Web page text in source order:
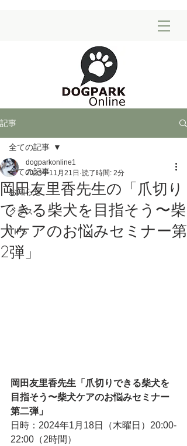
記事
全ての記事
お知らせ
クラス
TIPS
全ての記事
岡田友里香先生の「爪切り
できる柴犬を目指そう〜柴
犬ケアのお悩みセミナー第
2弾」
dogparkonline1
2023年11月21日 読了時間: 2分
岡田友里香先生「爪切りできる柴犬を
目指そう〜柴犬ケアのお悩みセミナー
第二弾」
日時：2024年1月18日（木曜日）20:00-
22:00（2時間）